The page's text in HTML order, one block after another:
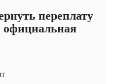
переплату
официальная